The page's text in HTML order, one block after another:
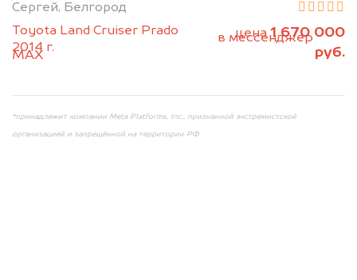
Сергей, Белгород
Toyota Land Cruiser Prado
2014 г.
цена1 670 000
руб.
+79584983298 по WhatsApp*, в мессенджер
MAX
*принадлежит компании Meta Platforms, Inc., признанной экстремистской
организацией и запрещённой на территории РФ